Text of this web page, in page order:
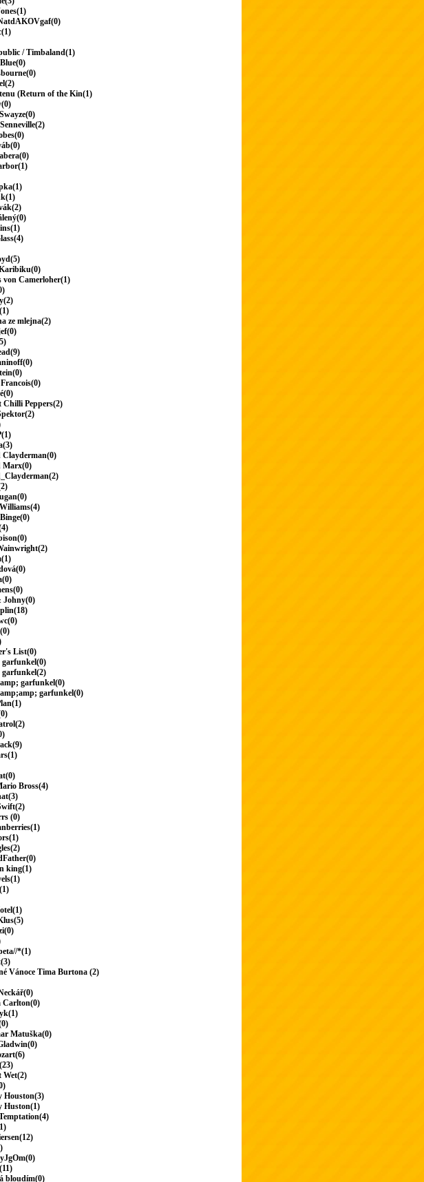
/ Timbaland(1)
(Return of the Kin(1)
von Camerloher(1)
ze mlejna(2)
Chilli Peppers(2)
Clayderman(0)
Marx(0)
Johny(0)
List(0)
garfunkel(0)
garfunkel(0)
Bross(4)
(0)
king(1)
*(1)
Vánoce Tima Burtona (2)
Carlton(0)
Matuška(0)
Wet(2)
Houston(3)
Huston(1)
bloudím(0)